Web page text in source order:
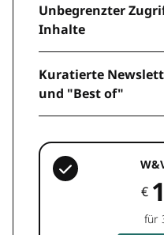
Unbegrenzter
Inhalte
Kuratierte
und "Best of"
€
für